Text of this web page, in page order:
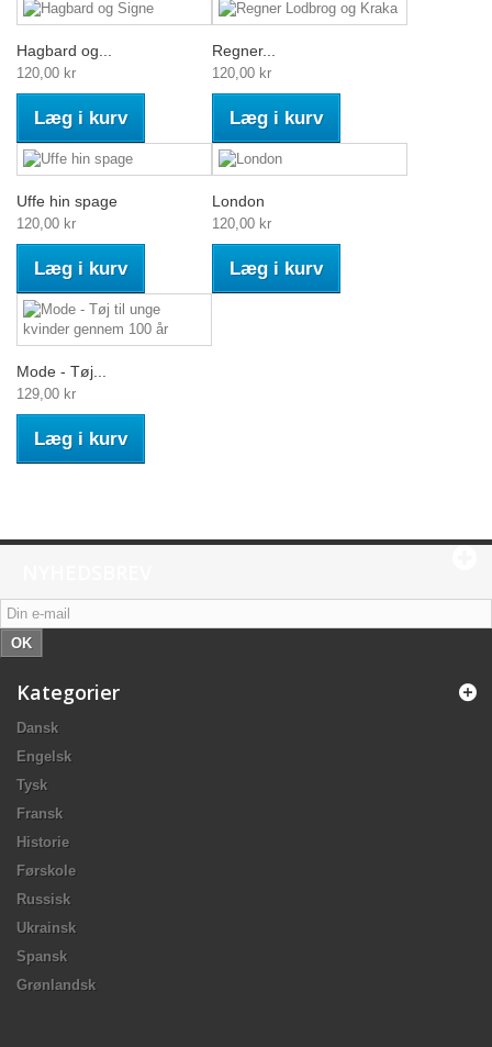
Hagbard og...
120,00 kr
Læg i kurv
Regner...
120,00 kr
Læg i kurv
Uffe hin spage
120,00 kr
Læg i kurv
London
120,00 kr
Læg i kurv
Mode - Tøj...
129,00 kr
Læg i kurv
OK
Kategorier
Dansk
Engelsk
Tysk
Fransk
Historie
Førskole
Russisk
Ukrainsk
Spansk
Grønlandsk